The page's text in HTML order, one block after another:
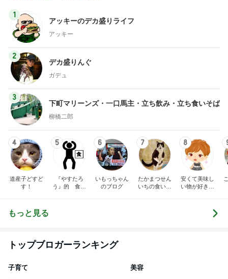
1
アッキーのデカ盛りライフ
アッキー
2
デカ盛りんぐ
ガデュ
3
下町マリーンズ・一口馬主・立ち飲み・立ち食いそば
柳橋二郎
4
道産子どすど
す！
5
『やすたろ
う』的 食の
6
いもっちゃん
のブログ
7
たかまつせん
いちの食い散
8
安くて美味し
い物が好き☆
もっと見る
トップブロガーランキング
子育て 美容